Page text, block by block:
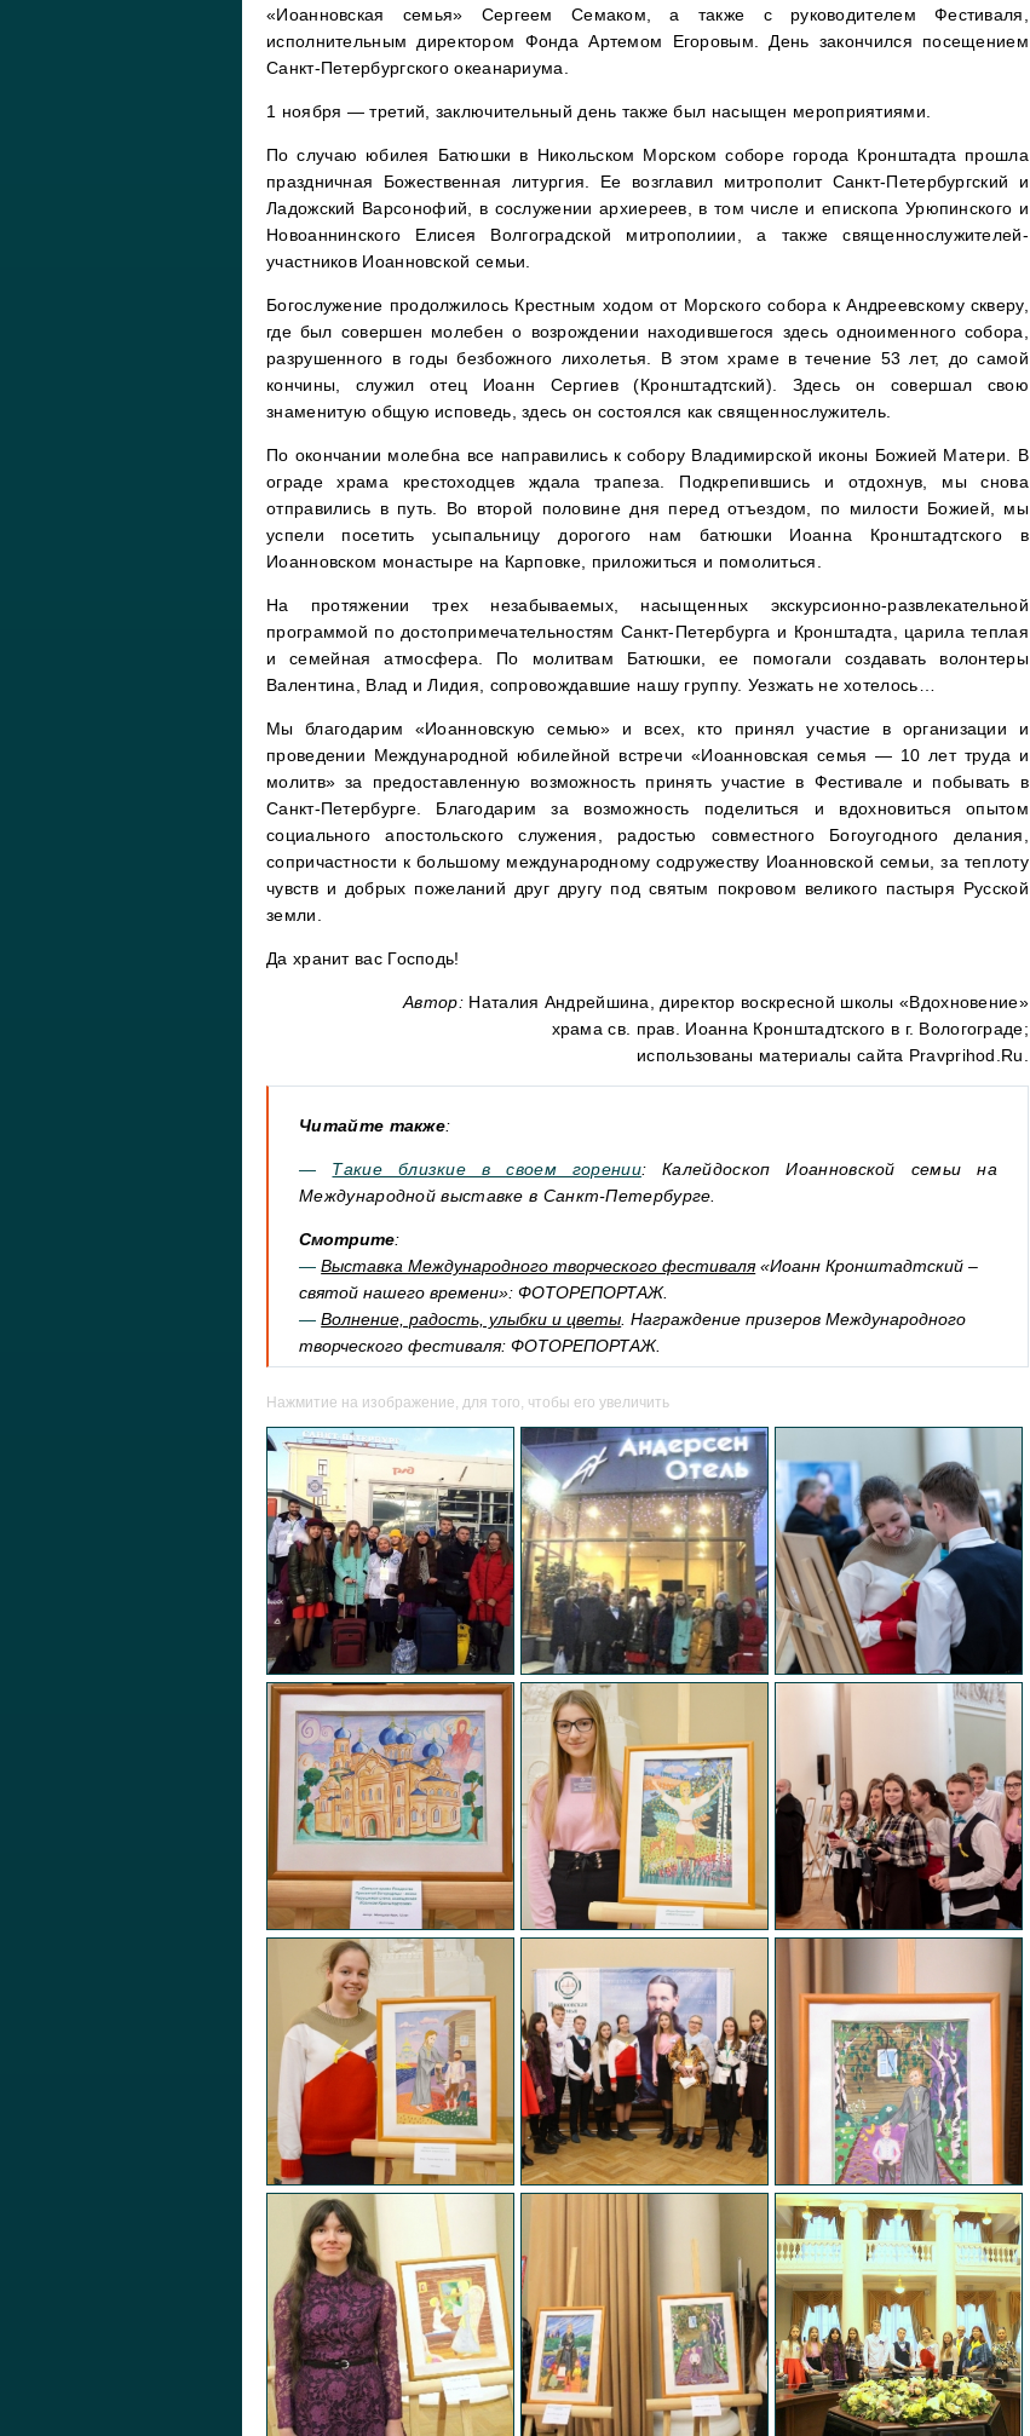
«Иоанновская семья» Сергеем Семаком, а также с руководителем Фестиваля,
исполнительным директором Фонда Артемом Егоровым. День закончился посещением
Санкт-Петербургского океанариума.
1 ноября — третий, заключительный день также был насыщен мероприятиями.
По случаю юбилея Батюшки в Никольском Морском соборе города Кронштадта прошла
праздничная Божественная литургия. Ее возглавил митрополит Санкт-Петербургский и
Ладожский Варсонофий, в сослужении архиереев, в том числе и епископа Урюпинского и
Новоаннинского Елисея Волгоградской митрополиии, а также священнослужителей-
участников Иоанновской семьи.
Богослужение продолжилось Крестным ходом от Морского собора к Андреевскому скверу,
где был совершен молебен о возрождении находившегося здесь одноименного собора,
разрушенного в годы безбожного лихолетья. В этом храме в течение 53 лет, до самой
кончины, служил отец Иоанн Сергиев (Кронштадтский). Здесь он совершал свою
знаменитую общую исповедь, здесь он состоялся как священнослужитель.
По окончании молебна все направились к собору Владимирской иконы Божией Матери. В
ограде храма крестоходцев ждала трапеза. Подкрепившись и отдохнув, мы снова
отправились в путь. Во второй половине дня перед отъездом, по милости Божией, мы
успели посетить усыпальницу дорогого нам батюшки Иоанна Кронштадтского в
Иоанновском монастыре на Карповке, приложиться и помолиться.
На протяжении трех незабываемых, насыщенных экскурсионно-развлекательной
программой по достопримечательностям Санкт-Петербурга и Кронштадта, царила теплая
и семейная атмосфера. По молитвам Батюшки, ее помогали создавать волонтеры
Валентина, Влад и Лидия, сопровождавшие нашу группу. Уезжать не хотелось…
Мы благодарим «Иоанновскую семью» и всех, кто принял участие в организации и
проведении Международной юбилейной встречи «Иоанновская семья — 10 лет труда и
молитв» за предоставленную возможность принять участие в Фестивале и побывать в
Санкт-Петербурге. Благодарим за возможность поделиться и вдохновиться опытом
социального апостольского служения, радостью совместного Богоугодного делания,
сопричастности к большому международному содружеству Иоанновской семьи, за теплоту
чувств и добрых пожеланий друг другу под святым покровом великого пастыря Русской
земли.
Да хранит вас Господь!
Автор: Наталия Андрейшина, директор воскресной школы «Вдохновение»
храма св. прав. Иоанна Кронштадтского в г. Вологограде;
использованы материалы сайта Pravprihod.Ru.
Читайте также:
— Такие близкие в своем горении: Калейдоскоп Иоанновской семьи на
Международной выставке в Санкт-Петербурге.
Смотрите:
—Выставка Международного творческого фестиваля«Иоанн Кронштадтский –
святой нашего времени»: ФОТОРЕПОРТАЖ.
—Волнение, радость, улыбки и цветы . Награждение призеров Международного
творческого фестиваля: ФОТОРЕПОРТАЖ.